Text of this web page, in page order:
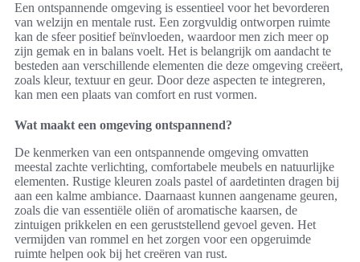
Een ontspannende omgeving is essentieel voor het bevorderen
van welzijn en mentale rust. Een zorgvuldig ontworpen ruimte
kan de sfeer positief beïnvloeden, waardoor men zich meer op
zijn gemak en in balans voelt. Het is belangrijk om aandacht te
besteden aan verschillende elementen die deze omgeving creëert,
zoals kleur, textuur en geur. Door deze aspecten te integreren,
kan men een plaats van comfort en rust vormen.
Wat maakt een omgeving ontspannend?
De kenmerken van een ontspannende omgeving omvatten
meestal zachte verlichting, comfortabele meubels en natuurlijke
elementen. Rustige kleuren zoals pastel of aardetinten dragen bij
aan een kalme ambiance. Daarnaast kunnen aangename geuren,
zoals die van essentiële oliën of aromatische kaarsen, de
zintuigen prikkelen en een geruststellend gevoel geven. Het
vermijden van rommel en het zorgen voor een opgeruimde
ruimte helpen ook bij het creëren van rust.